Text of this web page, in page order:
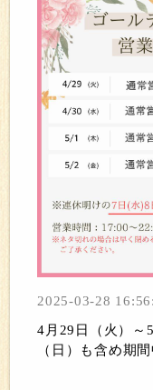
2025-03-28
4月29日（火）～
（日）も含め期